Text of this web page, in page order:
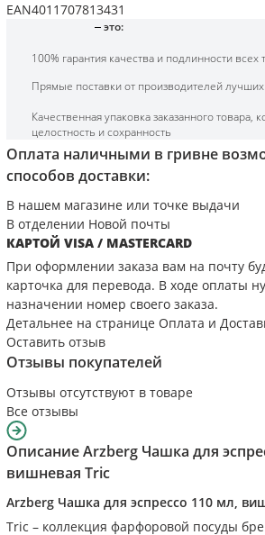
EAN4011707813431
это:
100% гарантия качества и подлинности всех
Прямые поставки от производителей
Качественная упаковка заказанного товара,
целостность и сохранность
Оплата наличными в гривне
способов доставки:
В нашем магазине или точке выдачи
В отделении Новой почты
КАРТОЙ VISA / MASTERCARD
При оформлении заказа вам на почту
карточка для перевода. В ходе оплаты
назначении номер своего заказа.
Детальнее на странице Оплата и
Оставить отзыв
Отзывы покупателей
Отзывы отсутствуют в товаре
Все отзывы
ОписаниеArzberg Чашка для
вишневая Tric
Arzberg Чашка для эспрессо 110 мл,
Tric – коллекция фарфоровой посуды